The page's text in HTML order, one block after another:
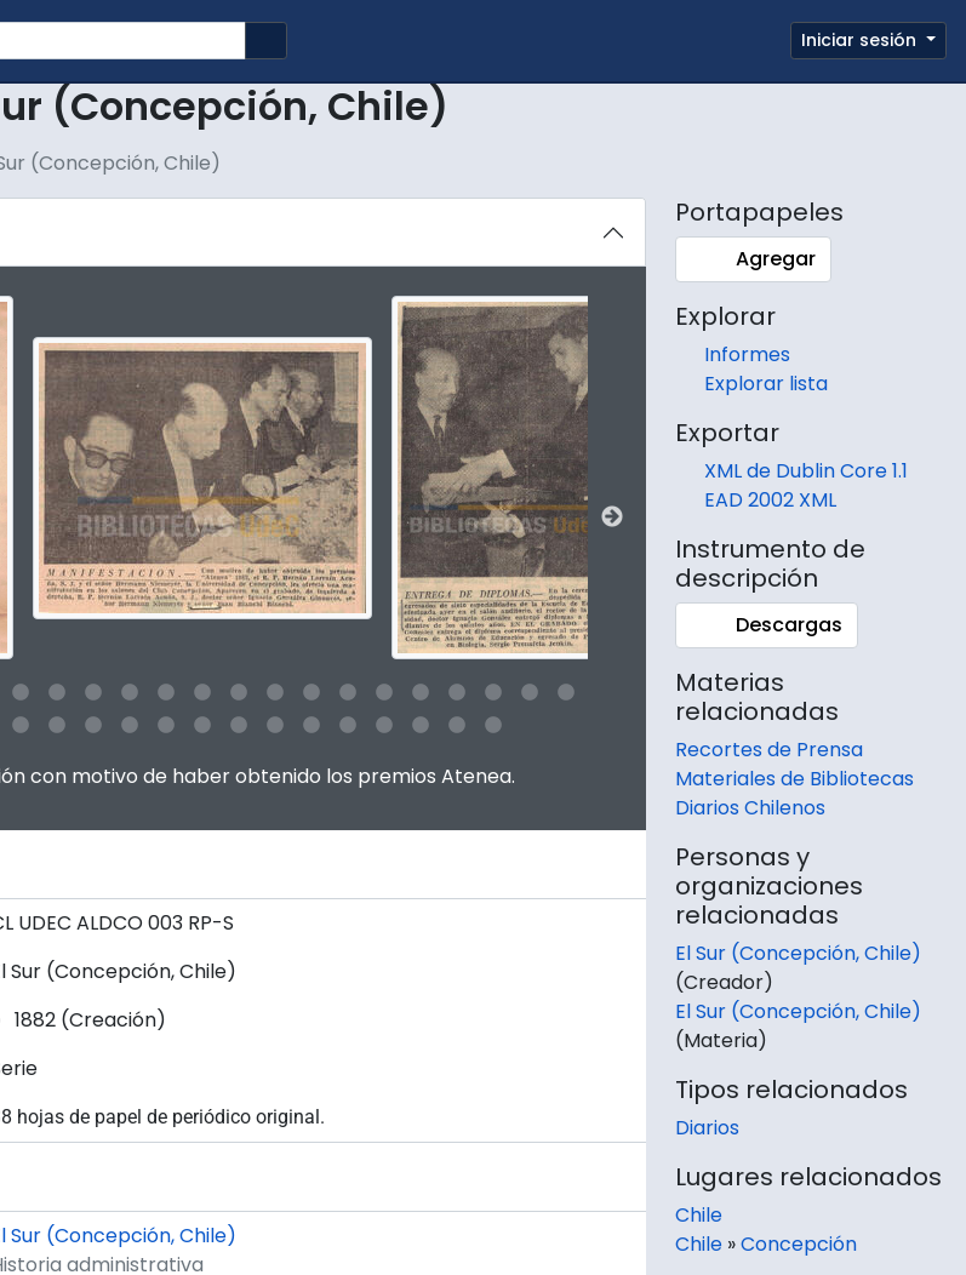
Portapapeles
Enlaces rápidos
Iniciar sesión
(Concepción, Chile)
(Concepción, Chile)
of this carousel will change the description title displayed in the following carousel. Clicking any image in
title link will open the description view page for this digital object. Advancing the carousel above will update
con motivo de haber obtenido los premios Atenea.
UDEC ALDCO 003 RP-S
Sur (Concepción, Chile)
1882 (Creación)
hojas de papel de periódico original.
Sur (Concepción, Chile)
administrativa
Portapapeles
Agregar
Explorar
Informes
Explorar lista
Exportar
XML de Dublin Core 1.1
EAD 2002 XML
Instrumento de
descripción
Descargas
Materias
relacionadas
Recortes de Prensa
Materiales de Bibliotecas
Diarios Chilenos
Personas y
organizaciones
relacionadas
El Sur (Concepción, Chile)
(Creador)
El Sur (Concepción, Chile)
(Materia)
Tipos relacionados
Diarios
Lugares relacionados
Chile
Chile »Concepción